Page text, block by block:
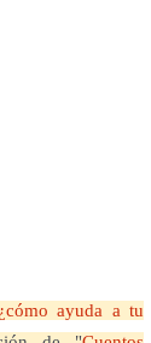
ayuda a tu